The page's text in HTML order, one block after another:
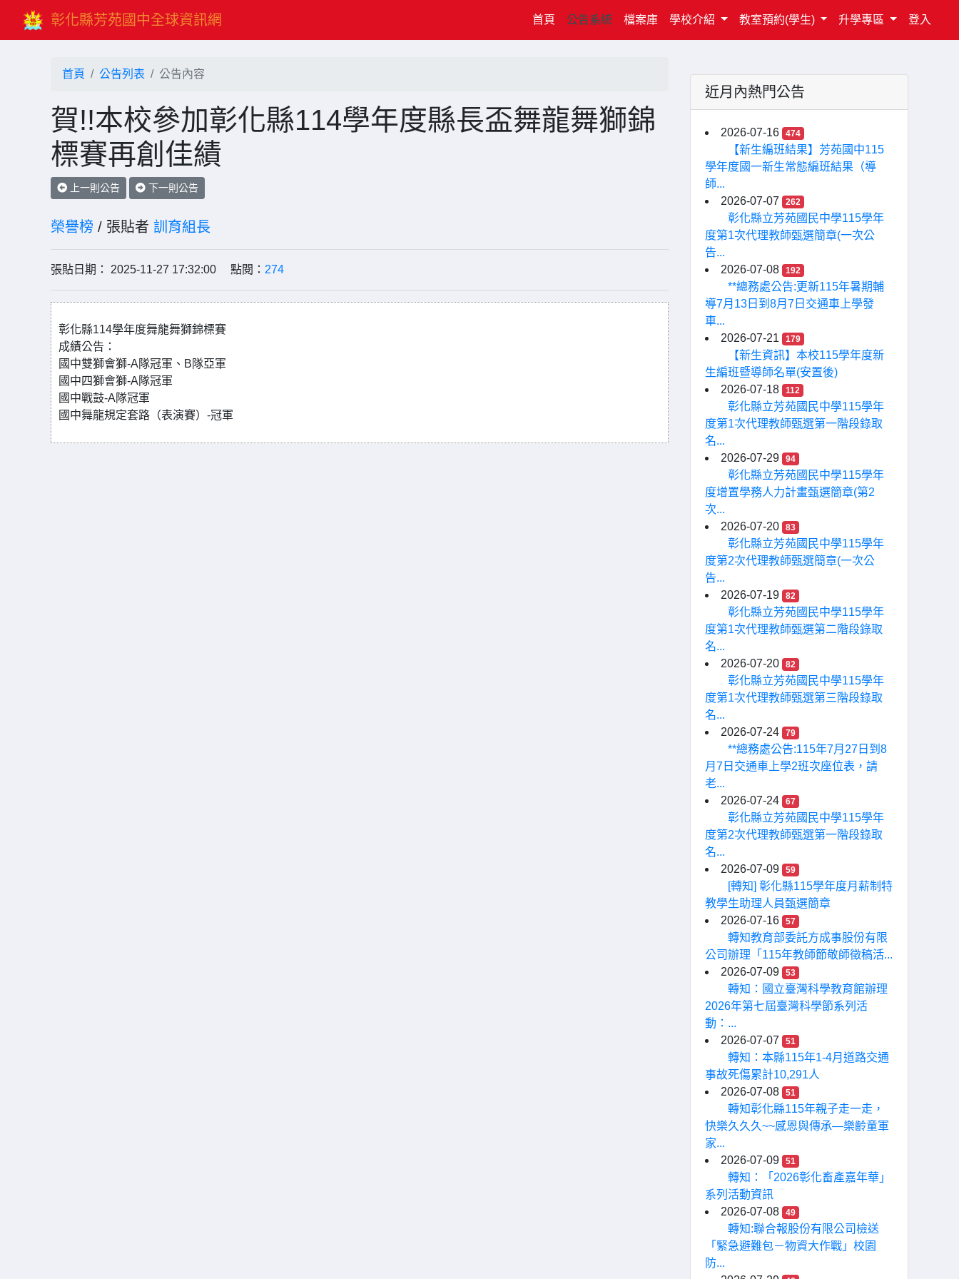
彰化縣芳苑國中全球資訊網 首頁(current)
公告系統 檔案庫 學校介紹 教室預約(學生) 升學專區 登入
首頁 公告列表 公告內容
賀!!本校參加彰化縣114學年度縣長盃舞龍舞獅錦
標賽再創佳績
上一則公告 下一則公告
榮譽榜 / 張貼者 訓育組長
張貼日期： 2025-11-27 17:32:00 點閱： 274
彰化縣114學年度舞龍舞獅錦標賽
成績公告：
國中雙獅會獅-A隊冠軍、B隊亞軍
國中四獅會獅-A隊冠軍
國中戰鼓-A隊冠軍
國中舞龍規定套路（表演賽）-冠軍
近月內熱門公告
2026-07-16 474
【新生編班結果】芳苑國中115
學年度國一新生常態編班結果（導
師...
2026-07-07
262
彰化縣立芳苑國民中學115學年
度第1次代理教師甄選簡章(一次公
告...
2026-07-08
192
**總務處公告:更新115年暑期輔
導7月13日到8月7日交通車上學發
車...
2026-07-21
179
【新生資訊】本校115學年度新
生編班暨導師名單(安置後)
2026-07-18
112
彰化縣立芳苑國民中學115學年
度第1次代理教師甄選第一階段錄取
名...
2026-07-29
94
彰化縣立芳苑國民中學115學年
度增置學務人力計畫甄選簡章(第2
次...
2026-07-20
83
彰化縣立芳苑國民中學115學年
度第2次代理教師甄選簡章(一次公
告...
2026-07-19
82
彰化縣立芳苑國民中學115學年
度第1次代理教師甄選第二階段錄取
名...
2026-07-20
82
彰化縣立芳苑國民中學115學年
度第1次代理教師甄選第三階段錄取
名...
2026-07-24
79
**總務處公告:115年7月27日到8
月7日交通車上學2班次座位表，請
老...
2026-07-24
67
彰化縣立芳苑國民中學115學年
度第2次代理教師甄選第一階段錄取
名...
2026-07-09
59
[轉知] 彰化縣115學年度月薪制特
教學生助理人員甄選簡章
2026-07-16
57
轉知教育部委託方成事股份有限
公司辦理「115年教師節敬師徵稿活...
2026-07-09
53
轉知：國立臺灣科學教育館辦理
2026年第七屆臺灣科學節系列活
動：...
2026-07-07
51
轉知：本縣115年1-4月道路交通
事故死傷累計10,291人
2026-07-08
51
轉知彰化縣115年親子走一走，
快樂久久久~~感恩與傳承—樂齡童軍
家...
2026-07-09
51
轉知：「2026彰化畜產嘉年華」
系列活動資訊
2026-07-08
49
轉知:聯合報股份有限公司檢送
「緊急避難包－物資大作戰」校園
防...